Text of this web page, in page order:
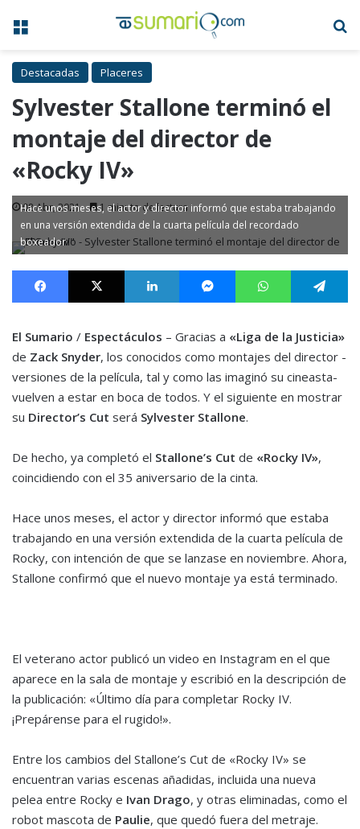
Menú
Destacadas Placeres
Sylvester Stallone terminó el
montaje del director de
«Rocky IV»
08 Abr, 2021 1 minuto de lectura
Hace unos meses, el actor y director informó que estaba trabajando
en una versión extendida de la cuarta película del recordado
boxeador
Facebook X LinkedIn MessengerWhatsApp
El Sumario / Espectáculos – Gracias a «Liga de la Justicia»
de Zack Snyder, los conocidos como montajes del director -
versiones de la película, tal y como las imaginó su cineasta-
vuelven a estar en boca de todos. Y el siguiente en mostrar
su Director’s Cut será Sylvester Stallone.
De hecho, ya completó el Stallone’s Cut de «Rocky IV»,
coincidiendo con el 35 aniversario de la cinta.
Hace unos meses, el actor y director informó que estaba
trabajando en una versión extendida de la cuarta película de
Rocky, con intención de que se lanzase en noviembre. Ahora,
Stallone confirmó que el nuevo montaje ya está terminado.
El veterano actor publicó un video en Instagram en el que
aparece en la sala de montaje y escribió en la descripción de
la publicación: «Último día para completar Rocky IV.
¡Prepárense para el rugido!».
Entre los cambios del Stallone’s Cut de «Rocky IV» se
encuentran varias escenas añadidas, incluida una nueva
pelea entre Rocky e Ivan Drago, y otras eliminadas, como el
robot mascota de Paulie, que quedó fuera del metraje.